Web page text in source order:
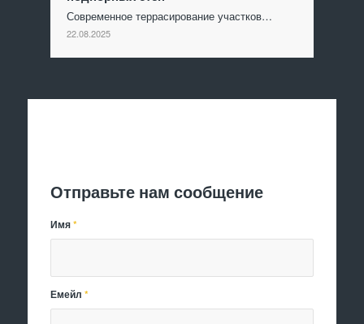
Современное террасирование участков…
22.08.2025
Отправьте нам сообщение
Имя*
Емейл*